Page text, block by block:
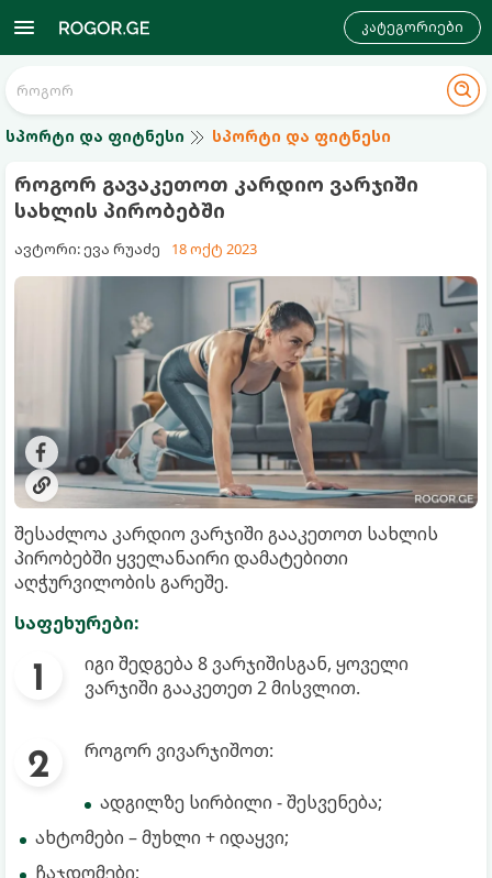
კატეგორიები
სპორტი და ფიტნესი სპორტი და ფიტნესი
როგორ გავაკეთოთ კარდიო ვარჯიში
სახლის პირობებში
ავტორი: ევა რუაძე 18 ოქტ 2023
შესაძლოა კარდიო ვარჯიში გააკეთოთ სახლის
პირობებში ყველანაირი დამატებითი
აღჭურვილობის გარეშე.
საფეხურები:
იგი შედგება 8 ვარჯიშისგან, ყოველი
ვარჯიში გააკეთეთ 2 მისვლით.
როგორ ვივარჯიშოთ:
ადგილზე სირბილი - შესვენება;
ახტომები – მუხლი + იდაყვი;
ჩაჯდომები;